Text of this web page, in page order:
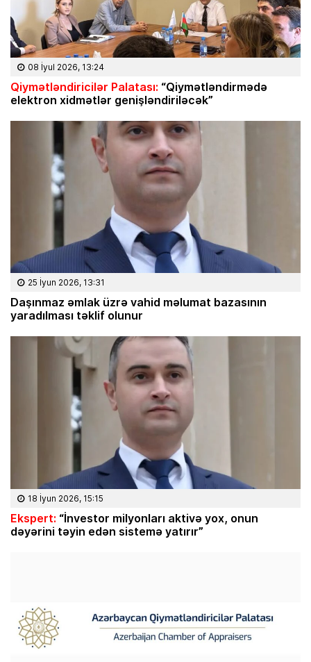
08 İyul 2026, 13:24
Qiymətləndiricilər Palatası: “Qiymətləndirmədə
elektron xidmətlər genişləndiriləcək”
25 İyun 2026, 13:31
Daşınmaz əmlak üzrə vahid məlumat bazasının
yaradılması təklif olunur
18 İyun 2026, 15:15
Ekspert: “İnvestor milyonları aktivə yox, onun
dəyərini təyin edən sistemə yatırır”